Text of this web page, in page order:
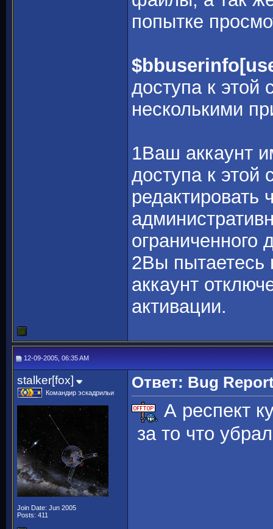
попытке
доступа к этой
несколькими
1Ваш аккаунт
доступа к этой
редактировать
ограниченного
2Вы пытаетесь
аккаунт
активации.
12-09-2005, 06:35 AM
stalker[fox]
Командир эскадрильи
Join Date: Jun 2005
Posts: 411
Ответ: Bug
А респект
за то что